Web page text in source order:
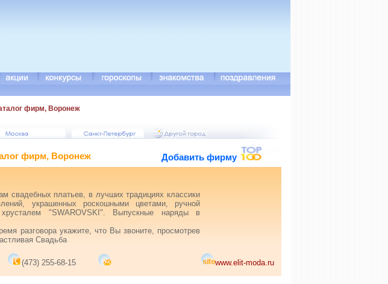
фирм, Воронеж
фирм, Воронеж Добавить фирму
свадебных платьев, в лучших традициях классики
украшенных роскошными цветами, ручной
"SWAROVSKI". Выпускные наряды в
разговора укажите, что Вы звоните, просмотрев
Свадьба
(473) 255-68-15 www.elit-moda.ru